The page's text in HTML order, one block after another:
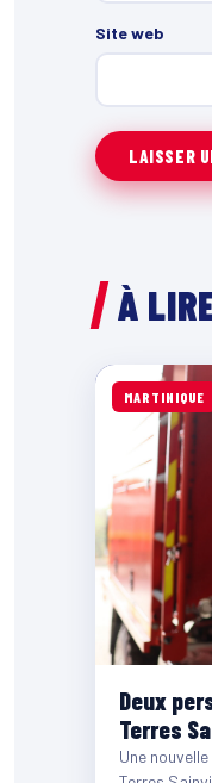
Site web
À
MARTINIQUE
Deux
Terres
Une